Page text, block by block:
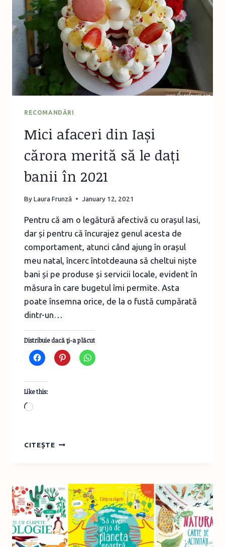
DE
ACASĂ
RECOMANDĂRI
Mici afaceri din Iași
cărora merită să le dați
banii în 2021
ByLaura Frunză January 12, 2021
Pentru că am o legătură afectivă cu orașul Iasi,
dar și pentru că încurajez genul acesta de
comportament, atunci când ajung în orașul
meu natal, încerc întotdeauna să cheltui niște
bani și pe produse și servicii locale, evident în
măsura în care bugetul îmi permite. Asta
poate însemna orice, de la o fustă cumpărată
dintr-un…
Distribuie dacă ţi-a plăcut
Like this:
Loading…
CITEȘTEMICI
CĂRORA
MERITĂ
SĂ
LE
DAȚI
BANII